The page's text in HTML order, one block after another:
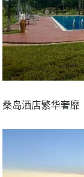
桑岛酒店繁华奢靡